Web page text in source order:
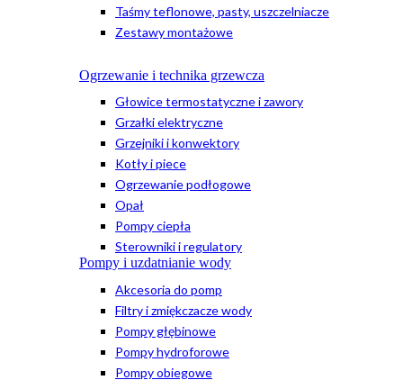
Taśmy teflonowe, pasty, uszczelniacze
Zestawy montażowe
Ogrzewanie i technika grzewcza
Głowice termostatyczne i zawory
Grzałki elektryczne
Grzejniki i konwektory
Kotły i piece
Ogrzewanie podłogowe
Opał
Pompy ciepła
Sterowniki i regulatory
Pompy i uzdatnianie wody
Akcesoria do pomp
Filtry i zmiękczacze wody
Pompy głębinowe
Pompy hydroforowe
Pompy obiegowe